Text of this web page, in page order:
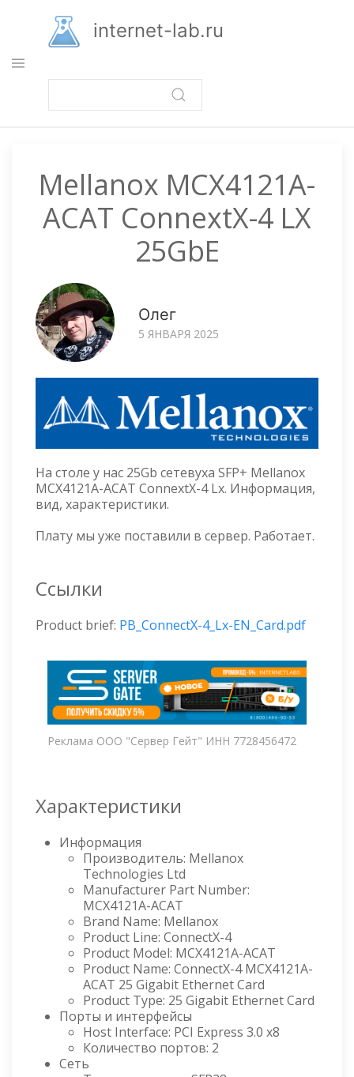
основному
содержанию
internet-lab.ru
Mellanox MCX4121A-
ACAT ConnextX-4 LX
25GbE
Олег
5 ЯНВАРЯ 2025
На столе у нас 25Gb сетевуха SFP+ Mellanox
MCX4121A-ACAT ConnextX-4 Lx. Информация,
вид, характеристики.
Плату мы уже поставили в сервер. Работает.
Ссылки
Product brief: PB_ConnectX-4_Lx-EN_Card.pdf
Реклама ООО "Сервер Гейт" ИНН 7728456472
Характеристики
Информация
Производитель: Mellanox
Technologies Ltd
Manufacturer Part Number:
MCX4121A-ACAT
Brand Name: Mellanox
Product Line: ConnectX-4
Product Model: MCX4121A-ACAT
Product Name: ConnectX-4 MCX4121A-
ACAT 25 Gigabit Ethernet Card
Product Type: 25 Gigabit Ethernet Card
Порты и интерфейсы
Host Interface: PCI Express 3.0 x8
Количество портов: 2
Сеть